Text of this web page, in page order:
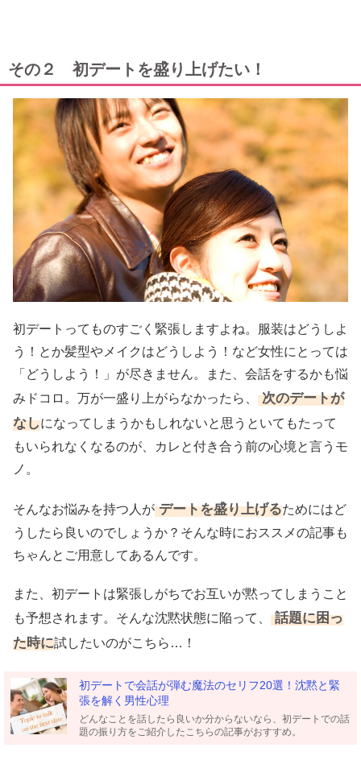
その２ 初デートを盛り上げたい！
初デートってものすごく緊張しますよね。服装はどうしよ
う！とか髪型やメイクはどうしよう！など女性にとっては
「どうしよう！」が尽きません。また、会話をするかも悩
みドコロ。万が一盛り上がらなかったら、
次のデートが
なしになってしまうかもしれないと思うといてもたって
もいられなくなるのが、カレと付き合う前の心境と言うモ
ノ。
そんなお悩みを持つ人が デートを盛り上げるためにはど
うしたら良いのでしょうか？そんな時におススメの記事も
ちゃんとご用意してあるんです。
また、初デートは緊張しがちでお互いが黙ってしまうこと
も予想されます。そんな沈黙状態に陥って、
話題に困っ
た時に試したいのがこちら…！
初デートで会話が弾む魔法のセリフ20選！沈黙と緊
張を解く男性心理
どんなことを話したら良いか分からないなら、初デートでの話
題の振り方をご紹介したこちらの記事がおすすめ。